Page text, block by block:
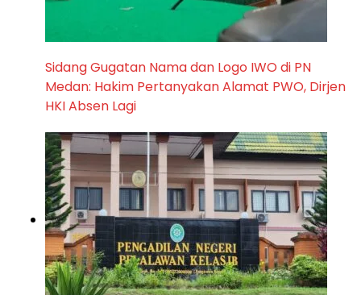
Sidang Gugatan Nama dan Logo IWO di PN
Medan: Hakim Pertanyakan Alamat PWO, Dirjen
HKI Absen Lagi